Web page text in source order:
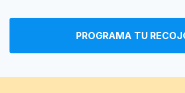
J&S Coin Laundry
Ir al
PROGRAMA TU